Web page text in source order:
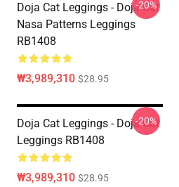
Doja Cat Leggings - Doja Cat
Nasa Patterns Leggings
RB1408
₩3,989,310 $28.95
-20%
Doja Cat Leggings - Doja Cat
Leggings RB1408
₩3,989,310 $28.95
-20%